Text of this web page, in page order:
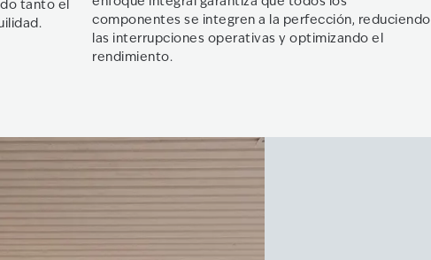
tanto el
componentes se integren a la perfección, reduciendo
las interrupciones operativas y optimizando el
rendimiento.